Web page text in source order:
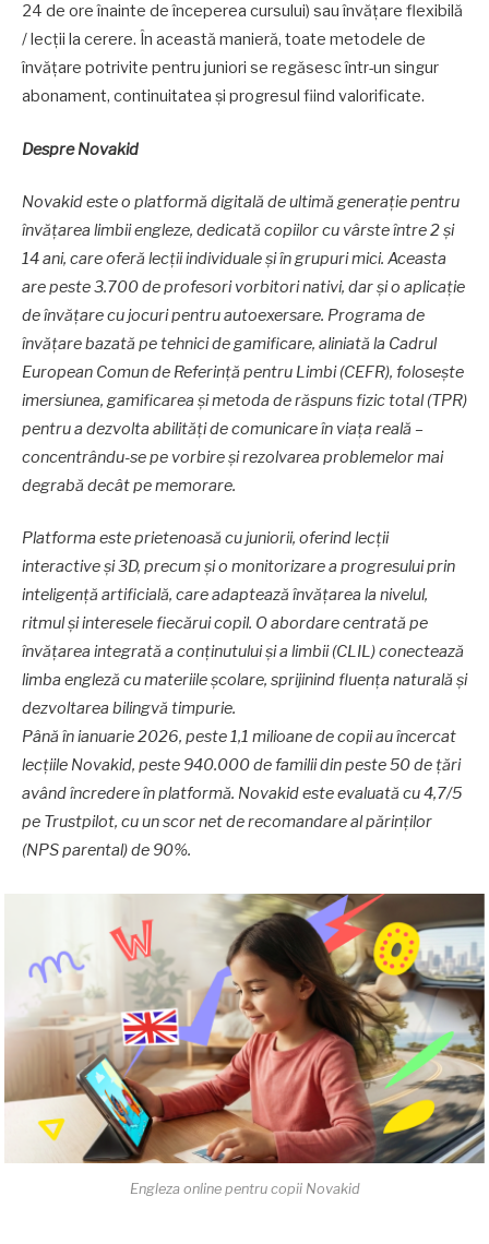
24 de ore înainte de începerea cursului) sau învățare flexibilă
/ lecții la cerere. În această manieră, toate metodele de
învățare potrivite pentru juniori se regăsesc într-un singur
abonament, continuitatea și progresul fiind valorificate.
Despre Novakid
Novakid este o platformă digitală de ultimă generație pentru
învățarea limbii engleze, dedicată copiilor cu vârste între 2 și
14 ani, care oferă lecții individuale și în grupuri mici. Aceasta
are peste 3.700 de profesori vorbitori nativi, dar și o aplicație
de învățare cu jocuri pentru autoexersare. Programa de
învățare bazată pe tehnici de gamificare, aliniată la Cadrul
European Comun de Referință pentru Limbi (CEFR), folosește
imersiunea, gamificarea și metoda de răspuns fizic total (TPR)
pentru a dezvolta abilități de comunicare în viața reală –
concentrându-se pe vorbire și rezolvarea problemelor mai
degrabă decât pe memorare.
Platforma este prietenoasă cu juniorii, oferind lecții
interactive și 3D, precum și o monitorizare a progresului prin
inteligență artificială, care adaptează învățarea la nivelul,
ritmul și interesele fiecărui copil. O abordare centrată pe
învățarea integrată a conținutului și a limbii (CLIL) conectează
limba engleză cu materiile școlare, sprijinind fluența naturală și
dezvoltarea bilingvă timpurie.
Până în ianuarie 2026, peste 1,1 milioane de copii au încercat
lecțiile Novakid, peste 940.000 de familii din peste 50 de țări
având încredere în platformă. Novakid este evaluată cu 4,7/5
pe Trustpilot, cu un scor net de recomandare al părinților
(NPS parental) de 90%.
Engleza online pentru copii Novakid